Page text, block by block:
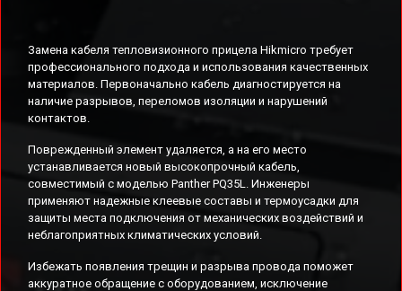
Замена кабеля тепловизионного прицела Hikmicro требует
профессионального подхода и использования качественных
материалов. Первоначально кабель диагностируется на
наличие разрывов, переломов изоляции и нарушений
контактов.
Поврежденный элемент удаляется, а на его место
устанавливается новый высокопрочный кабель,
совместимый с моделью Panther PQ35L. Инженеры
применяют надежные клеевые составы и термоусадки для
защиты места подключения от механических воздействий и
неблагоприятных климатических условий.
Избежать появления трещин и разрыва провода поможет
аккуратное обращение с оборудованием, исключение